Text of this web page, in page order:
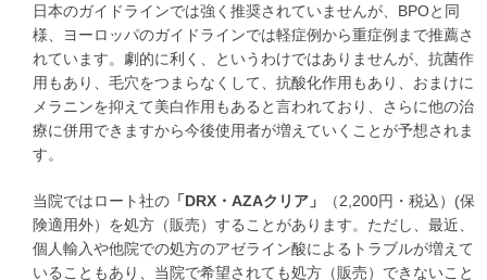
日本のガイドラインでは強く推奨されていませんが、BPOと同
様、ヨーロッパのガイドラインでは軽症例から重症例まで推薦さ
れています。劇的に利く、というわけではありませんが、抗菌作
用もあり、毛穴をつまらなくして、抗酸化作用もあり、おまけに
メラニンを抑えて美白作用もあると言われており、さらに他の治
療に併用できますから今後使用者が増えていくことが予想されま
す。
当院ではロート社の 「DRX・AZAクリア」
（2,200円・税込）(保
険適用外）を処方（販売）することがあります。ただし、最近、
個人輸入や他院での処方のアゼライン酸によるトラブルが増えて
いることもあり、当院で希望されても処方（販売）できないこと